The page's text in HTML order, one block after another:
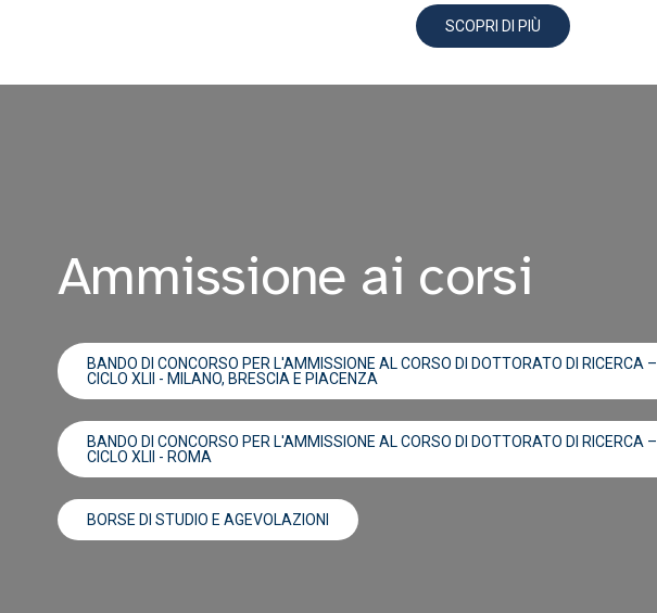
SCOPRI DI PIÙ
Ammissione ai corsi
BANDO DI CONCORSO PER L'AMMISSIONE AL CORSO DI DOTTORATO DI RICERCA –
CICLO XLII - MILANO, BRESCIA E PIACENZA
BANDO DI CONCORSO PER L'AMMISSIONE AL CORSO DI DOTTORATO DI RICERCA –
CICLO XLII - ROMA
BORSE DI STUDIO E AGEVOLAZIONI